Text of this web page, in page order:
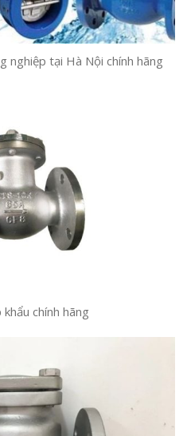
nghiệp tại Hà Nội chính hãng
chính hãng